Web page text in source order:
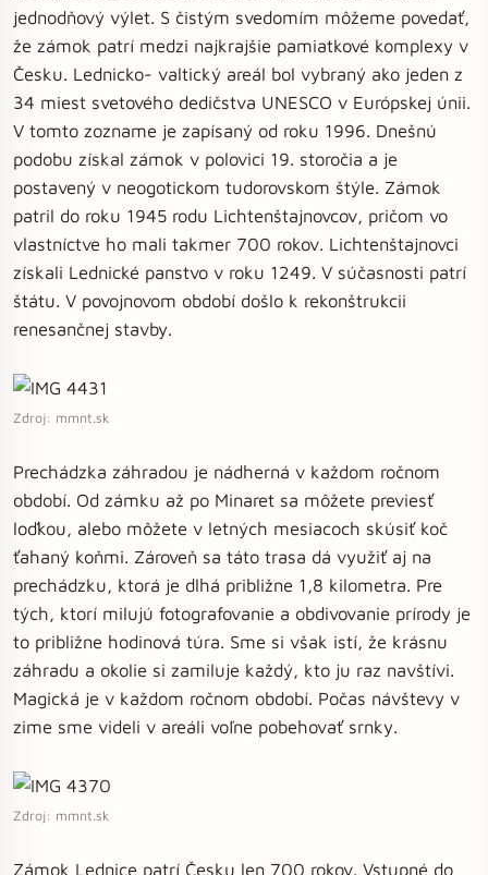
jednodňový výlet. S čistým svedomím môžeme povedať,
že zámok patrí medzi najkrajšie pamiatkové komplexy v
Česku. Lednicko- valtický areál bol vybraný ako jeden z
34 miest svetového dedičstva UNESCO v Európskej únii.
V tomto zozname je zapísaný od roku 1996. Dnešnú
podobu získal zámok v polovici 19. storočia a je
postavený v neogotickom tudorovskom štýle. Zámok
patril do roku 1945 rodu Lichtenštajnovcov, pričom vo
vlastníctve ho mali takmer 700 rokov. Lichtenštajnovci
získali Lednické panstvo v roku 1249. V súčasnosti patrí
štátu. V povojnovom období došlo k rekonštrukcii
renesančnej stavby.
Zdroj: mmnt.sk
Prechádzka záhradou je nádherná v každom ročnom
období. Od zámku až po Minaret sa môžete previesť
loďkou, alebo môžete v letných mesiacoch skúsiť koč
ťahaný koňmi. Zároveň sa táto trasa dá využiť aj na
prechádzku, ktorá je dlhá približne 1,8 kilometra. Pre
tých, ktorí milujú fotografovanie a obdivovanie prírody je
to približne hodinová túra. Sme si však istí, že krásnu
záhradu a okolie si zamiluje každý, kto ju raz navštívi.
Magická je v každom ročnom období. Počas návštevy v
zime sme videli v areáli voľne pobehovať srnky.
Zdroj: mmnt.sk
Zámok Lednice patrí Česku len 700 rokov. Vstupné do